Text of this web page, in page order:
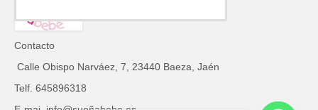
Contacto
Calle Obispo Narváez, 7, 23440 Baeza, Jaén
Telf. 645896318